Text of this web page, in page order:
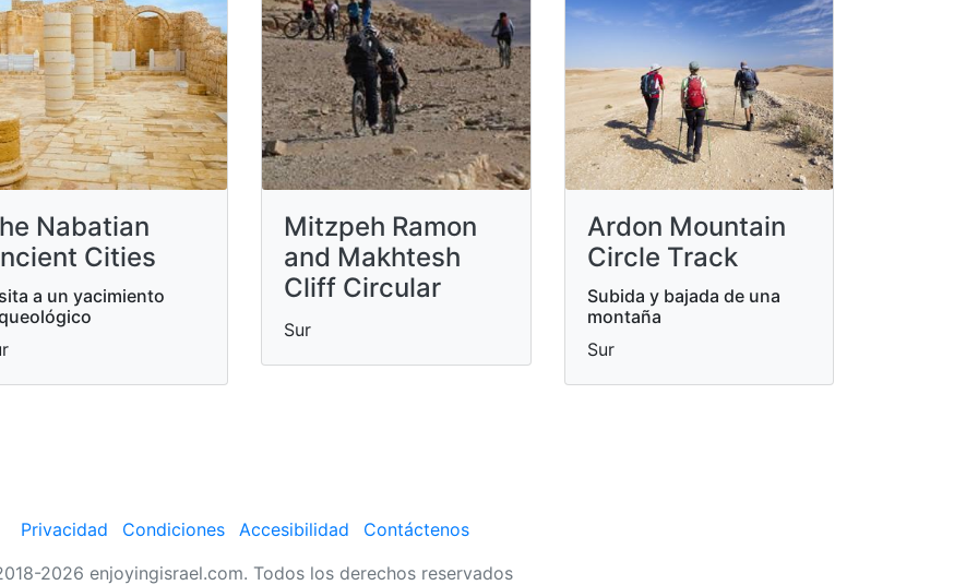
Nabatian
Cities
a un yacimiento
Mitzpeh Ramon
and Makhtesh
Cliff Circular
Sur
Ardon Mountain
Circle Track
Subida y bajada de una
montaña
Sur
Privacidad Condiciones Accesibilidad
Contáctenos
2026 enjoyingisrael.com. Todos los derechos reservados